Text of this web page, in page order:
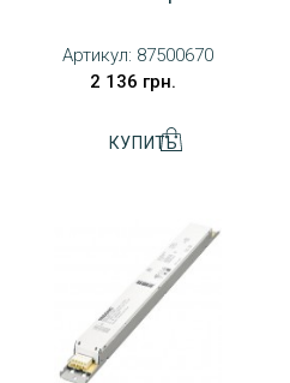
Артикул: 87500670
2 136 грн.